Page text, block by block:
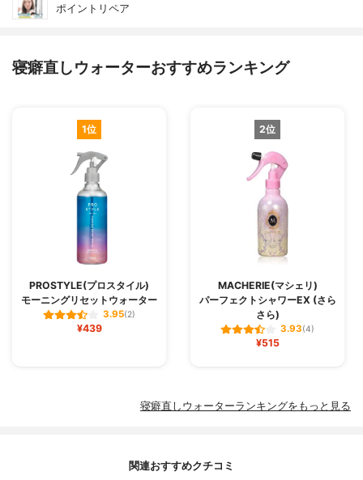
ポイントリペア
寝癖直しウォーターおすすめランキング
1位
PROSTYLE(プロスタイル)
モーニングリセットウォーター
3.95(2)
¥439
2位
MACHERIE(マシェリ)
パーフェクトシャワーEX (さら
さら)
3.93(4)
¥515
寝癖直しウォーターランキングをもっと見る
関連おすすめクチコミ